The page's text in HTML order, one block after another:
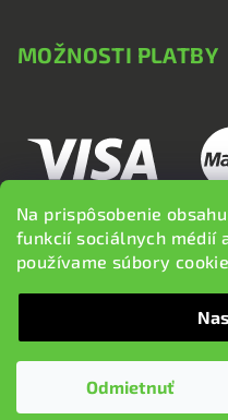
Na prispôsobenie
funkcií sociálnych médií
používame súbory
Odmietnuť
MOŽNOSTI PLATBY